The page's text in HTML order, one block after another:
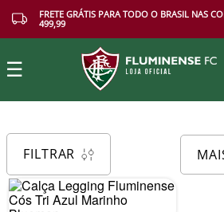
FRETE GRÁTIS PARA TODO O BRASIL NAS
499,99
☰
FILTRAR